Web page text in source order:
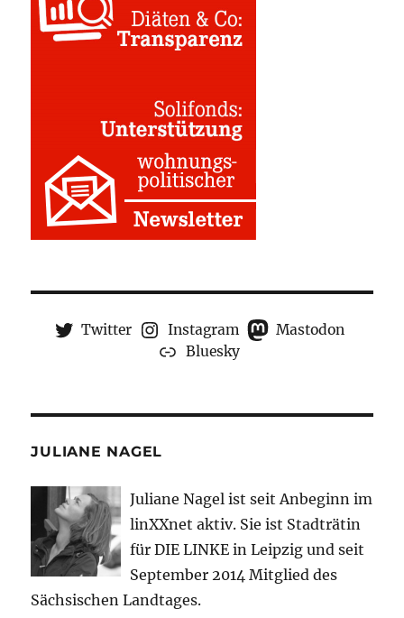
Twitter Instagram
Mastodon
Bluesky
JULIANE NAGEL
Juliane Nagel ist seit Anbeginn im
linXXnet aktiv. Sie ist Stadträtin
für DIE LINKE in Leipzig und seit
September 2014 Mitglied des
Sächsischen Landtages.